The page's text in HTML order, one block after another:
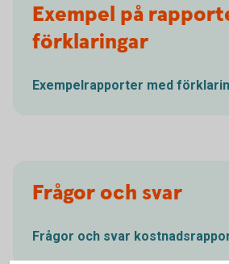
Exempel på
förklaringar
Exempelrapporter med
Frågor och svar
Frågor och svar